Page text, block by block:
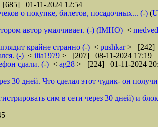
01-11-2024 12:54
о покупке, билетов, посадочных... (-) (
автор умалчивает. (-) (IMHO) <
крайне странно (-) < pushkar> [242]
(-) < ilia1979 > [207] 08-11-2024 17:19
сдали. (-) < ag28 > [224] 01-11-2024
30 дней. Что сделал этот чудик- он
сим в сети через 30 дней) и